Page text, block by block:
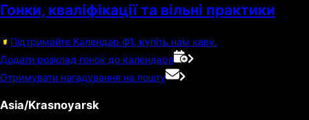
Гонки, кваліфікації та вільні практики
Підтримайте Календар Ф1, купіть нам каву.
Додати розклад гонок до календаря
Отримувати нагадування на пошту
Asia/Krasnoyarsk